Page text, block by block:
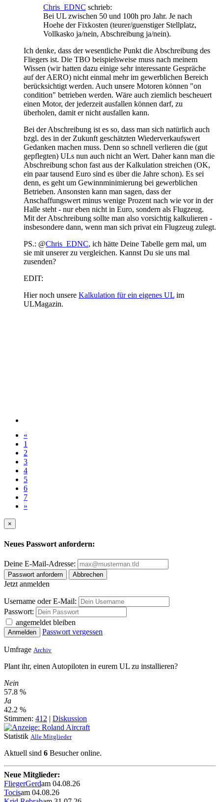
Chris_EDNC schrieb:
Bei UL zwischen 50 und 100h pro Jahr. Je nach
Hoehe der Fixkosten (teurer/guenstiger Stellplatz,
Vollkasko ja/nein, Abschreibung ja/nein).
Ich denke, dass der wesentliche Punkt die Abschreibung des
Fliegers ist. Die TBO beispielsweise muss nach meinem
Wissen (wir hatten dazu einige sehr interessante Gespräche
auf der AERO) nicht einmal mehr im gewerblichen Bereich
berücksichtigt werden. Auch unsere Motoren können "on
condition" betrieben werden. Wäre auch ziemlich bescheuert
einen Motor, der jederzeit ausfallen können darf, zu
überholen, damit er nicht ausfallen kann.
Bei der Abschreibung ist es so, dass man sich natürlich auch
bzgl. des in der Zukunft geschätzten Wiederverkaufswert
Gedanken machen muss. Denn so schnell verlieren die (gut
gepflegten) ULs nun auch nicht an Wert. Daher kann man die
Abschreibung schon fast aus der Kalkulation streichen (OK,
ein paar tausend Euro sind es über die Jahre schon). Es sei
denn, es geht um Gewinnminimierung bei gewerblichen
Betrieben. Ansonsten kann man sagen, dass der
Anschaffungswert minus wenige Prozent nach wie vor in der
Halle steht - nur eben nicht in Euro, sondern als Flugzeug.
Mit der Abschreibung sollte man also vorsichtig kalkulieren -
insbesondere dann, wenn man sich privat ein Flugzeug zulegt.
PS.: @Chris_EDNC, ich hätte Deine Tabelle gern mal, um
sie mit unserer zu vergleichen. Kannst Du sie uns mal
zusenden?
EDIT:
Hier noch unsere Kalkulation für ein eigenes UL im
ULMagazin.
«
1
2
3
4
5
6
7
»
×
Neues Passwort anfordern:
Deine E-Mail-Adresse:
Passwort anfordern Abbrechen
Jetzt anmelden
Username oder E-Mail:
Passwort:
angemeldet bleiben
Anmelden Passwort vergessen
Umfrage Archiv
Plant ihr, einen Autopiloten in eurem UL zu installieren?
Nein
57.8 %
Ja
42.2 %
Stimmen: 412 | Diskussion
Statistik Alle Mitglieder
Aktuell sind 6 Besucher online.
Neue Mitglieder:
FliegerGerdam 04.08.26
Tocisam 04.08.26